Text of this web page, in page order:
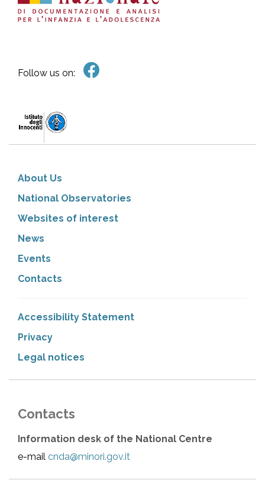
Follow us on:
About Us
National Observatories
Websites of interest
News
Events
Contacts
Accessibility Statement
Privacy
Legal notices
Contacts
Information desk of the National Centre
e-mail cnda@minori.gov.it